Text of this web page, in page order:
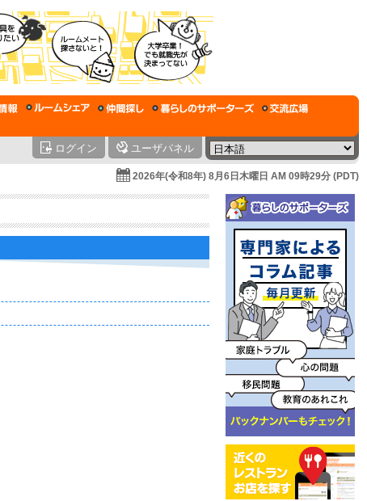
ログイン ユーザパネル
2026年(令和8年) 8月6日木曜日 AM 09時29分 (PDT)